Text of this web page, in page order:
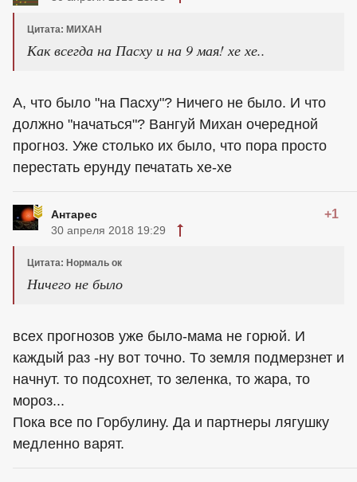
Цитата: МИХАН
Как всегда на Пасху и на 9 мая! хе хе..
А, что было "на Пасху"? Ничего не было. И что
должно "начаться"? Вангуй Михан очередной
прогноз. Уже столько их было, что пора просто
перестать ерунду печатать хе-хе
Антарес +1
30 апреля 2018 19:29
Цитата: Нормаль ок
Ничего не было
всех прогнозов уже было-мама не горюй. И
каждый раз -ну вот точно. То земля подмерзнет и
начнут. то подсохнет, то зеленка, то жара, то
мороз...
Пока все по Горбулину. Да и партнеры лягушку
медленно варят.